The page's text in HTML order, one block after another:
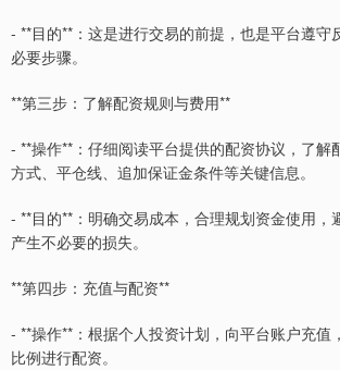
- **目的**：这是进行交易的前提，也是平台遵守
必要步骤。
**第三步：了解配资规则与费用**
- **操作**：仔细阅读平台提供的配资协议，了解
方式、平仓线、追加保证金条件等关键信息。
- **目的**：明确交易成本，合理规划资金使用，
产生不必要的损失。
**第四步：充值与配资**
- **操作**：根据个人投资计划，向平台账户充值
比例进行配资。